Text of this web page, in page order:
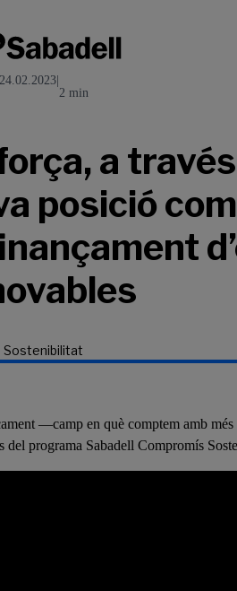
24.02.2023|
2 min
a
posició
Sostenibilitat
—camp en què comptem amb
programa Sabadell Compromís